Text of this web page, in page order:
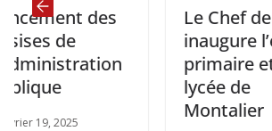
des
de
2025
Le Chef de l’État
inaugure l’école
primaire et le
lycée de
Montalier